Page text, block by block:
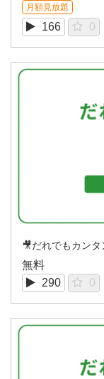
月額見放題
166 0
🎥だれでもカン
無料
290
0